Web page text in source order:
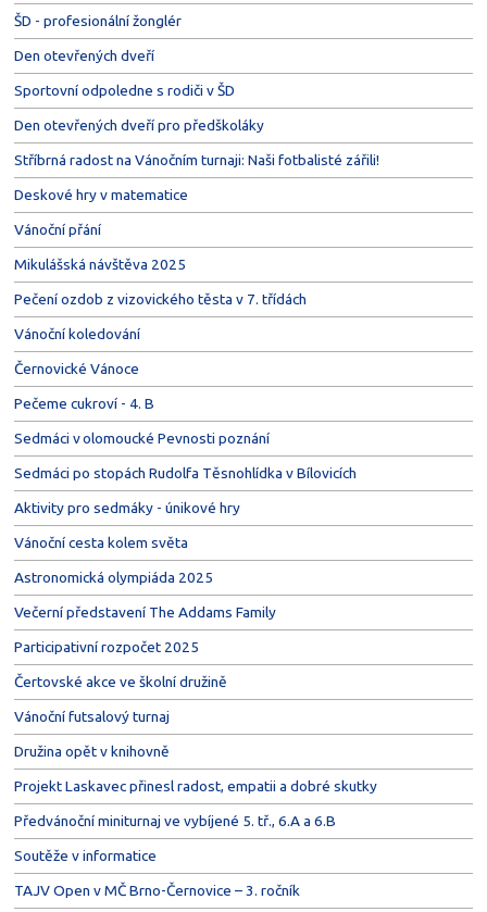
ŠD - profesionální žonglér
Den otevřených dveří
Sportovní odpoledne s rodiči v ŠD
Den otevřených dveří pro předškoláky
Stříbrná radost na Vánočním turnaji: Naši fotbalisté zářili!
Deskové hry v matematice
Vánoční přání
Mikulášská návštěva 2025
Pečení ozdob z vizovického těsta v 7. třídách
Vánoční koledování
Černovické Vánoce
Pečeme cukroví - 4. B
Sedmáci v olomoucké Pevnosti poznání
Sedmáci po stopách Rudolfa Těsnohlídka v Bílovicích
Aktivity pro sedmáky - únikové hry
Vánoční cesta kolem světa
Astronomická olympiáda 2025
Večerní představení The Addams Family
Participativní rozpočet 2025
Čertovské akce ve školní družině
Vánoční futsalový turnaj
Družina opět v knihovně
Projekt Laskavec přinesl radost, empatii a dobré skutky
Předvánoční miniturnaj ve vybíjené 5. tř., 6.A a 6.B
Soutěže v informatice
TAJV Open v MČ Brno-Černovice – 3. ročník